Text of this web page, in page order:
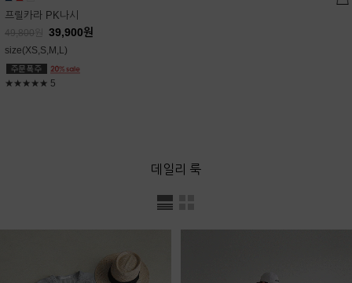
프릴카라 PK나시
49,800 39,900원
size(XS,S,M,L)
★★★★★ 5
데일리 룩